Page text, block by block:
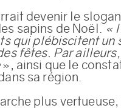
devenir le
sapins de Noël.«
qui plébiscitent un
fêtes. Par
», ainsi que le
sa région.
plus